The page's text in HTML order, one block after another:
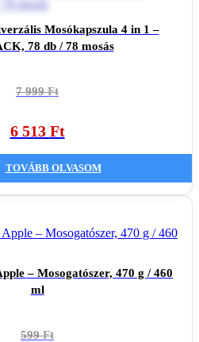
Mosókapszula 4 in 1 –
78 db / 78 mosás
7 999Ft
Original
7
999 Ft.
6 513 Ft
Current
6
513 Ft.
TOVÁBB OLVASOM
– Mosogatószer, 470 g / 460
ml
599Ft
Original
Current